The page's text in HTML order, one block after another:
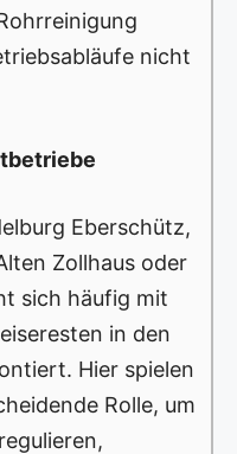
nicht
Eberschütz,
Zollhaus oder
sich häufig mit
in den
Hier spielen
Rolle, um